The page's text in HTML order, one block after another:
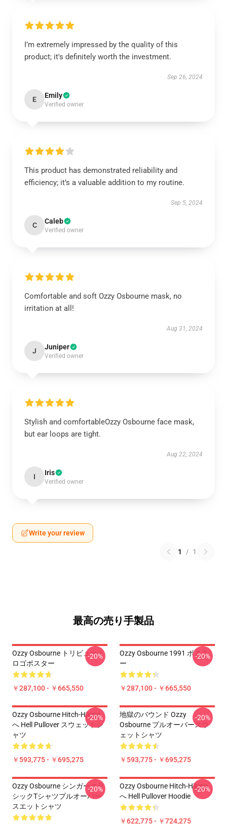
I’m extremely impressed by the quality of this
product; it's definitely worth the investment.
Sep 26, 2024
E Emily
Verified owner
This product has demonstrated reliability and
efficiency; it’s a valuable addition to my routine.
Sep 5, 2024
C Caleb
Verified owner
Comfortable and soft Ozzy Osbourne mask, no
irritation at all!
Aug 31, 2024
J Juniper
Verified owner
Stylish and comfortableOzzy Osbourne face mask,
but ear loops are tight.
Aug 22, 2024
I Iris
Verified owner
Write your review
1 / 1
最高の売り手製品
Ozzy Osbourne トリビュート
ロゴポスター
￥287,100 - ￥665,550
-20%
Ozzy Osbourne 1991 ポスタ
ー
￥287,100 - ￥665,550
-20%
Ozzy Osbourne Hitch-Hiking
へ Hell Pullover スウェットシ
ャツ
￥593,775 - ￥695,275
-20%
地獄のバウンド Ozzy
Osbourne プルオーバースウ
ェットシャツ
￥593,775 - ￥695,275
-20%
Ozzy Osbourne シンガークラ
シックTシャツプルオーバー
スエットシャツ
-20%
Ozzy Osbourne Hitch-Hiking
へ Hell Pullover Hoodie
￥622,775 - ￥724,275
-20%